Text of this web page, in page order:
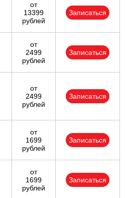
от
13399
рублей
Записаться
от
2499
рублей
Записаться
от
2499
рублей
Записаться
от
1699
рублей
Записаться
от
1699
рублей
Записаться